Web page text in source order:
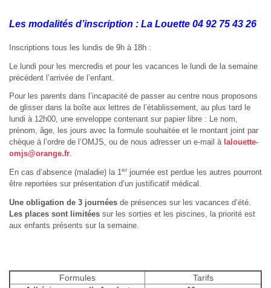
Les modalités d’inscription : La Louette 04 92 75 43 26
Inscriptions tous les lundis de 9h à 18h :
Le lundi pour les mercredis et pour les vacances le lundi de la semaine
précédent l’arrivée de l’enfant.
Pour les parents dans l’incapacité de passer au centre nous proposons
de glisser dans la boîte aux lettres de l’établissement, au plus tard le
lundi à 12h00, une enveloppe contenant sur papier libre : Le nom,
prénom, âge, les jours avec la formule souhaitée et le montant joint par
chèque à l’ordre de l’OMJS, ou de nous adresser un e-mail à lalouette-
omjs@orange.fr.
En cas d’absence (maladie) la 1 erjournée est perdue les autres pourront
être reportées sur présentation d’un justificatif médical.
Une obligation de 3 journées de présences sur les vacances d’été.
Les places sont limitées sur les sorties et les piscines, la priorité est
aux enfants présents sur la semaine.
Formules Tarifs